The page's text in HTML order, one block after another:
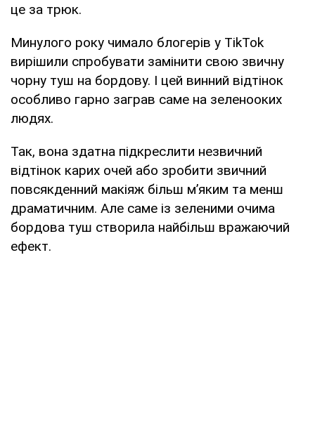
це за трюк.
Минулого року чимало блогерів у TikTok
вирішили спробувати замінити свою звичну
чорну туш на бордову. І цей винний відтінок
особливо гарно заграв саме на зеленооких
людях.
Так, вона здатна підкреслити незвичний
відтінок карих очей або зробити звичний
повсякденний макіяж більш м’яким та менш
драматичним. Але саме із зеленими очима
бордова туш створила найбільш вражаючий
ефект.